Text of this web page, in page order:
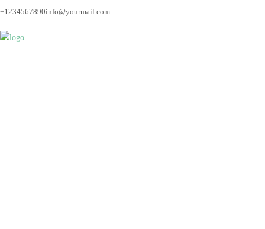
+1234567890info@yourmail.com